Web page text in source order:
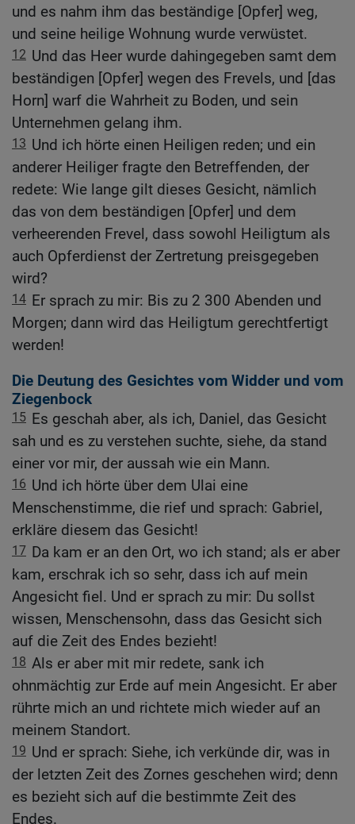
und es nahm ihm das beständige [Opfer] weg,
und seine heilige Wohnung wurde verwüstet.
12 Und das Heer wurde dahingegeben samt dem
beständigen [Opfer] wegen des Frevels, und [das
Horn] warf die Wahrheit zu Boden, und sein
Unternehmen gelang ihm.
13 Und ich hörte einen Heiligen reden; und ein
anderer Heiliger fragte den Betreffenden, der
redete: Wie lange gilt dieses Gesicht, nämlich
das von dem beständigen [Opfer] und dem
verheerenden Frevel, dass sowohl Heiligtum als
auch Opferdienst der Zertretung preisgegeben
wird?
14 Er sprach zu mir: Bis zu 2 300 Abenden und
Morgen; dann wird das Heiligtum gerechtfertigt
werden!
Die Deutung des Gesichtes vom Widder und vom
Ziegenbock
15 Es geschah aber, als ich, Daniel, das Gesicht
sah und es zu verstehen suchte, siehe, da stand
einer vor mir, der aussah wie ein Mann.
16 Und ich hörte über dem Ulai eine
Menschenstimme, die rief und sprach: Gabriel,
erkläre diesem das Gesicht!
17 Da kam er an den Ort, wo ich stand; als er aber
kam, erschrak ich so sehr, dass ich auf mein
Angesicht fiel. Und er sprach zu mir: Du sollst
wissen, Menschensohn, dass das Gesicht sich
auf die Zeit des Endes bezieht!
18 Als er aber mit mir redete, sank ich
ohnmächtig zur Erde auf mein Angesicht. Er aber
rührte mich an und richtete mich wieder auf an
meinem Standort.
19 Und er sprach: Siehe, ich verkünde dir, was in
der letzten Zeit des Zornes geschehen wird; denn
es bezieht sich auf die bestimmte Zeit des
Endes.